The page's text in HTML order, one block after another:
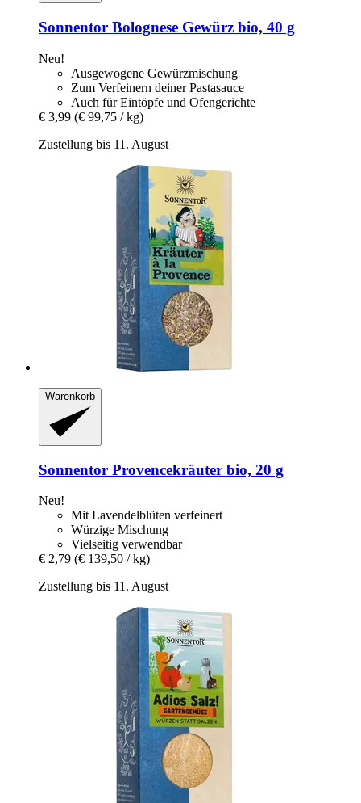
Sonnentor Bolognese Gewürz bio, 40 g
Neu!
Ausgewogene Gewürzmischung
Zum Verfeinern deiner Pastasauce
Auch für Eintöpfe und Ofengerichte
€ 3,99 (€ 99,75 / kg)
Zustellung bis 11. August
Warenkorb
Sonnentor Provencekräuter bio, 20 g
Neu!
Mit Lavendelblüten verfeinert
Würzige Mischung
Vielseitig verwendbar
€ 2,79 (€ 139,50 / kg)
Zustellung bis 11. August